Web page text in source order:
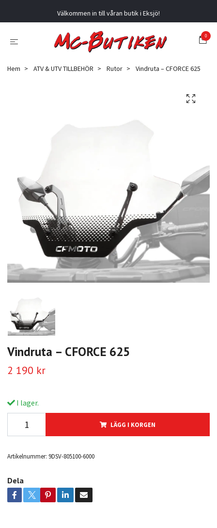
Välkommen in till våran butik i Eksjö!
0
Hem ATV & UTV TILLBEHÖR Rutor Vindruta – CFORCE 625
Vindruta – CFORCE 625
2 190 kr
I lager.
LÄGG I KORGEN
Artikelnummer: 9DSV-805100-6000
Dela